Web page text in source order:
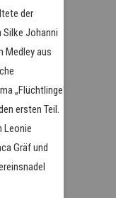
der
Silke Johanni
Medley aus
„Flüchtlinge“
ersten Teil.
Leonie
Gräf und